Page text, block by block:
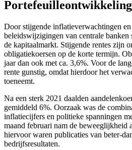
Door stijgende inflatieverwachtingen
beleidswijzigingen van centrale banken
de kapitaalmarkt. Stijgende rentes zijn
obligatiekoersen op de korte termijn.
jaar dan ook met ca. 3,6%. Voor de
rente gunstig, omdat hierdoor het
toeneemt.
Na een sterk 2021 daalden
gemiddeld 6%. Oorzaak was de
inflatiecijfers en politieke spanningen
maand februari nam de beweeglijkheid
hiervoor waren publicaties van beter-
bedrijfsresultaten.